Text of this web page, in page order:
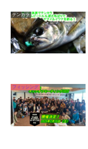
テンカラ
フィッシング